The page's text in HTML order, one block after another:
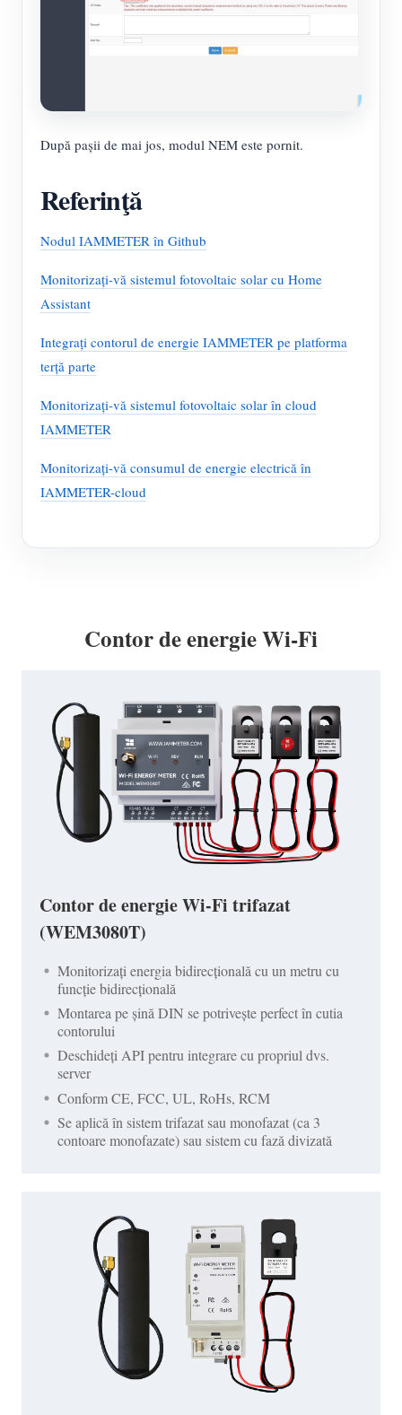
După pașii de mai jos, modul NEM este pornit.
Referinţă
Nodul IAMMETER în Github
Monitorizați-vă sistemul fotovoltaic solar cu Home
Assistant
Integrați contorul de energie IAMMETER pe platforma
terță parte
Monitorizați-vă sistemul fotovoltaic solar în cloud
IAMMETER
Monitorizați-vă consumul de energie electrică în
IAMMETER-cloud
Contor de energie Wi-Fi
Contor de energie Wi-Fi trifazat
(WEM3080T)
Monitorizați energia bidirecțională cu un metru cu
funcție bidirecțională
Montarea pe șină DIN se potrivește perfect în cutia
contorului
Deschideți API pentru integrare cu propriul dvs.
server
Conform CE, FCC, UL, RoHs, RCM
Se aplică în sistem trifazat sau monofazat (ca 3
contoare monofazate) sau sistem cu fază divizată